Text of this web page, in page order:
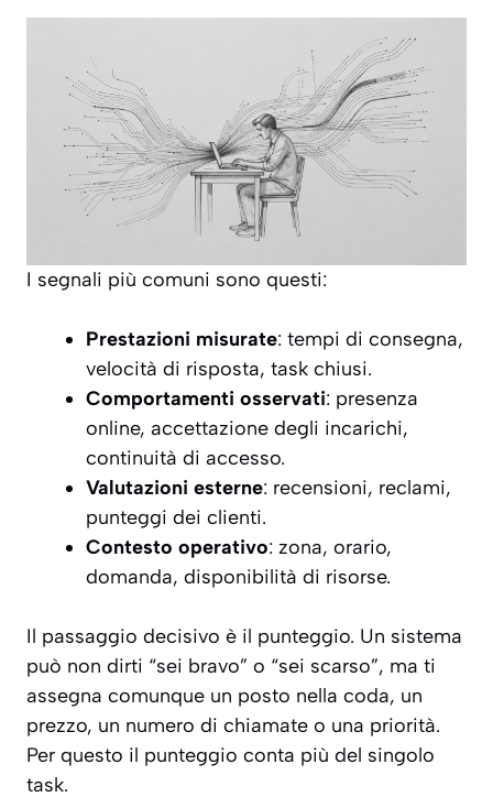
I segnali più comuni sono questi:
Prestazioni misurate: tempi di consegna,
velocità di risposta, task chiusi.
Comportamenti osservati: presenza
online, accettazione degli incarichi,
continuità di accesso.
Valutazioni esterne: recensioni, reclami,
punteggi dei clienti.
Contesto operativo: zona, orario,
domanda, disponibilità di risorse.
Il passaggio decisivo è il punteggio. Un sistema
può non dirti “sei bravo” o “sei scarso”, ma ti
assegna comunque un posto nella coda, un
prezzo, un numero di chiamate o una priorità.
Per questo il punteggio conta più del singolo
task.